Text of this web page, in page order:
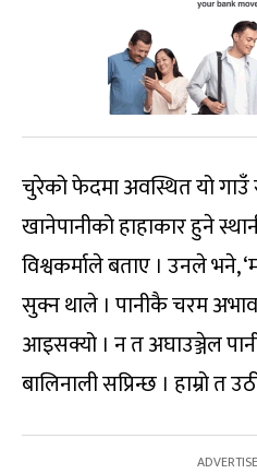
चुरेको फेदमा अवस्थित यो गाउँ
खानेपानीको हाहाकार हुने
विश्वकर्माले बताए । उनले भने,
सुक्न थाले । पानीकै चरम
आइसक्यो । न त अघाउञ्जेल
बालिनाली सप्रिन्छ । हाम्रो त